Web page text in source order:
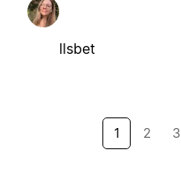
llsbet
1 2 3